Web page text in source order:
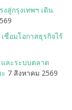
สู่กรุงเทพฯ เดิน
ชื่อมโอกาสธุรกิจไร้
ละระบบตลาด
7 สิงหาคม 2569